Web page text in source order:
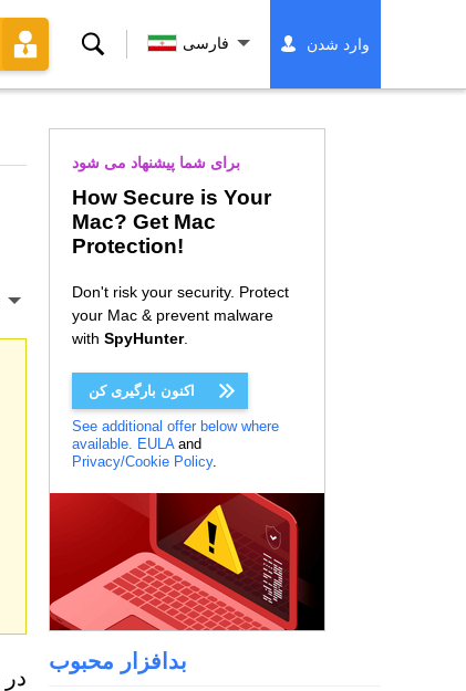
جستجو
فارسی وارد شدن
برای شما پیشنهاد می شود
How Secure is Your
Mac? Get Mac
Protection!
Don't risk your security. Protect
your Mac & prevent malware
with SpyHunter.
اکنون بارگیری کن
See additional offer below where
available. EULAand
Privacy/Cookie Policy.
بدافزار محبوب